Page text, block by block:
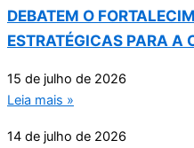
DEBATEM O
ESTRATÉGICAS PARA A
15 de julho de 2026
Leia mais »
14 de julho de 2026